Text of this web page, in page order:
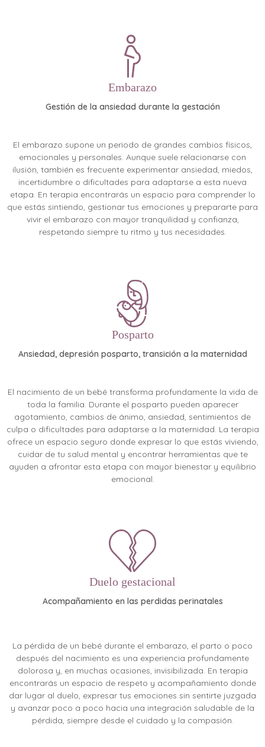
Embarazo
Gestión de la ansiedad durante la gestación
El embarazo supone un periodo de grandes cambios físicos,
emocionales y personales. Aunque suele relacionarse con
ilusión, también es frecuente experimentar ansiedad, miedos,
incertidumbre o dificultades para adaptarse a esta nueva
etapa. En terapia encontrarás un espacio para comprender lo
que estás sintiendo, gestionar tus emociones y prepararte para
vivir el embarazo con mayor tranquilidad y confianza,
respetando siempre tu ritmo y tus necesidades.
Posparto
Ansiedad, depresión posparto, transición a la maternidad
El nacimiento de un bebé transforma profundamente la vida de
toda la familia. Durante el posparto pueden aparecer
agotamiento, cambios de ánimo, ansiedad, sentimientos de
culpa o dificultades para adaptarse a la maternidad. La terapia
ofrece un espacio seguro donde expresar lo que estás viviendo,
cuidar de tu salud mental y encontrar herramientas que te
ayuden a afrontar esta etapa con mayor bienestar y equilibrio
emocional.
Duelo gestacional
Acompañamiento en las perdidas perinatales
La pérdida de un bebé durante el embarazo, el parto o poco
después del nacimiento es una experiencia profundamente
dolorosa y, en muchas ocasiones, invisibilizada. En terapia
encontrarás un espacio de respeto y acompañamiento donde
dar lugar al duelo, expresar tus emociones sin sentirte juzgada
y avanzar poco a poco hacia una integración saludable de la
pérdida, siempre desde el cuidado y la compasión.